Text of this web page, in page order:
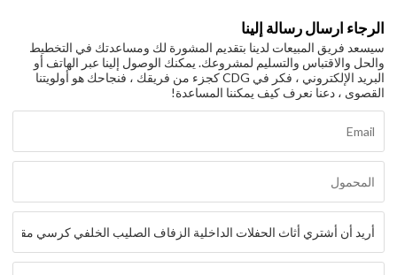
الرجاء ارسال رسالة إلينا
سيسعد فريق المبيعات لدينا بتقديم المشورة لك ومساعدتك في التخطيط
والحل والاقتباس والتسليم لمشروعك. يمكنك الوصول إلينا عبر الهاتف أو
البريد الإلكتروني ، فكر في CDG كجزء من فريقك ، فنجاحك هو أولويتنا
القصوى ، دعنا نعرف كيف يمكننا المساعدة!